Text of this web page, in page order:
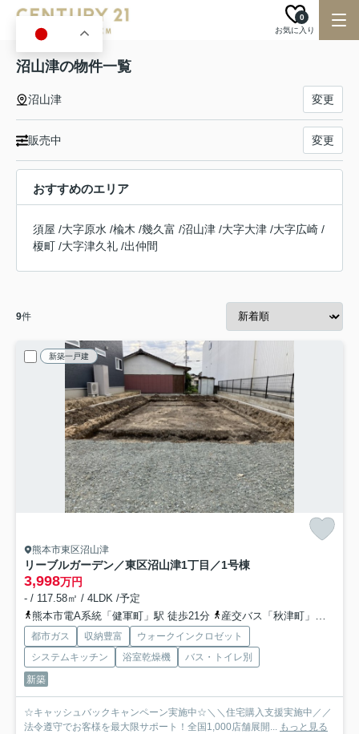
お気に入り
0
沼山津の物件一覧
沼山津 変更
販売中 変更
おすすめのエリア
須屋 /大字原水 /楡木 /幾久富 /沼山津 /大字大津 /大字広崎 /
榎町 /大字津久礼 /出仲間
9件
新築一戸建
熊本市東区沼山津
リーブルガーデン／東区沼山津1丁目／1号棟
3,998万円
- / 117.58㎡ / 4LDK /予定
熊本市電A系統「健軍町」駅 徒歩21分
産交バス「秋津町」バス停下車 徒歩2分
都市ガス 収納豊富
ウォークインクロゼット
システムキッチン
浴室乾燥機
バス・トイレ別
新築
☆キャッシュバックキャンペーン実施中☆＼＼住宅購入支援実施中／／
法令遵守でお客様を最大限サポート！全国1,000店舗展開... もっと見る